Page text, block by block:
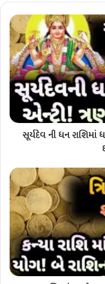
સૂર્યદેવ ની ધન રાશિમાં